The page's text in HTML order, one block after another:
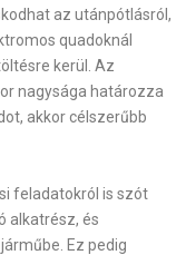
az utánpótlásról,
quadoknál
kerül. Az
nagysága határozza
akkor célszerűbb
feladatokról is szót
alkatrész, és
Ez pedig